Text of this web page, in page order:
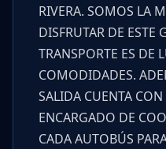
RIVERA. SOMOS LA
DISFRUTAR DE ESTE
TRANSPORTE ES DE
COMODIDADES.
SALIDA CUENTA
ENCARGADO DE
CADA AUTOBÚS